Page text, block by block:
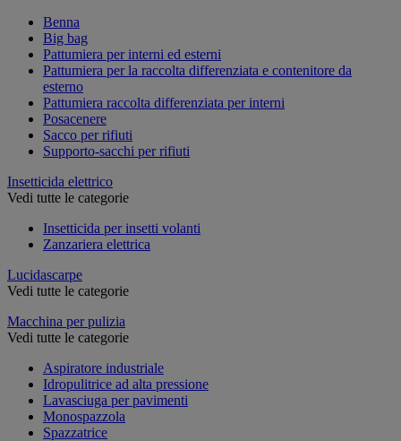
Benna
Big bag
Pattumiera per interni ed esterni
Pattumiera per la raccolta differenziata e contenitore da
esterno
Pattumiera raccolta differenziata per interni
Posacenere
Sacco per rifiuti
Supporto-sacchi per rifiuti
Insetticida elettrico
Vedi tutte le categorie
Insetticida per insetti volanti
Zanzariera elettrica
Lucidascarpe
Vedi tutte le categorie
Macchina per pulizia
Vedi tutte le categorie
Aspiratore industriale
Idropulitrice ad alta pressione
Lavasciuga per pavimenti
Monospazzola
Spazzatrice